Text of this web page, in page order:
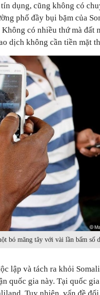
dụng, cũng không có
phố đầy bụi bặm của
có nhiều thứ mà đất
dịch không cần tiền mặt
bó măng tây với vài lần bấm số
lập và tách ra khỏi
quốc gia này. Tại quốc